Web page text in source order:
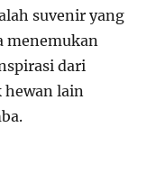
suvenir yang
menemukan
dari
hewan lain